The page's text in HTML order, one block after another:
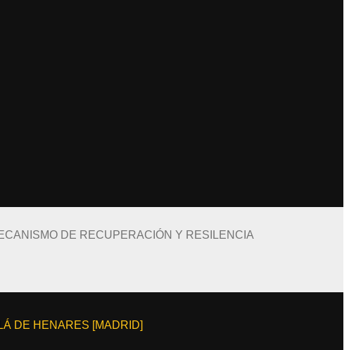
DE RECUPERACIÓN Y RESILENCIA
DE HENARES [MADRID]